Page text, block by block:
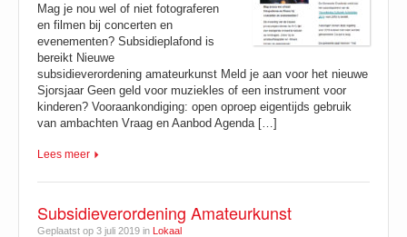
Mag je nou wel of niet fotograferen
en filmen bij concerten en
evenementen? Subsidieplafond is
bereikt Nieuwe
subsidieverordening amateurkunst Meld je aan voor het nieuwe
Sjorsjaar Geen geld voor muziekles of een instrument voor
kinderen? Vooraankondiging: open oproep eigentijds gebruik
van ambachten Vraag en Aanbod Agenda […]
Lees meer
Subsidieverordening Amateurkunst
Geplaatst op 3 juli 2019 in Lokaal